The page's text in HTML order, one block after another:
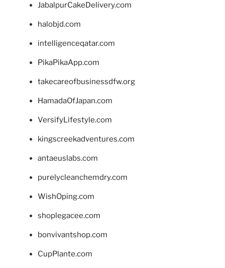
JabalpurCakeDelivery.com
halobjd.com
intelligenceqatar.com
PikaPikaApp.com
takecareofbusinessdfw.org
HamadaOfJapan.com
VersifyLifestyle.com
kingscreekadventures.com
antaeuslabs.com
purelycleanchemdry.com
WishOping.com
shoplegacee.com
bonvivantshop.com
CupPlante.com